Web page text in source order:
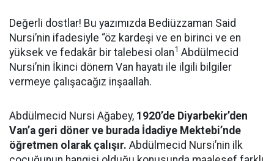
Değerli dostlar! Bu yazımızda Bediüzzaman Said
Nursi’nin ifadesiyle “öz kardeşi ve en birinci ve en
yüksek ve fedakâr bir talebesi olan1 Abdülmecid
Nursi’nin İkinci dönem Van hayatı ile ilgili bilgiler
vermeye çalışacağız inşaallah.
Abdülmecid Nursi Ağabey, 1920’de Diyarbekir’den
Van’a geri döner ve burada İdadiye Mektebi’nde
öğretmen olarak çalışır. Abdülmecid Nursi’nin ilk